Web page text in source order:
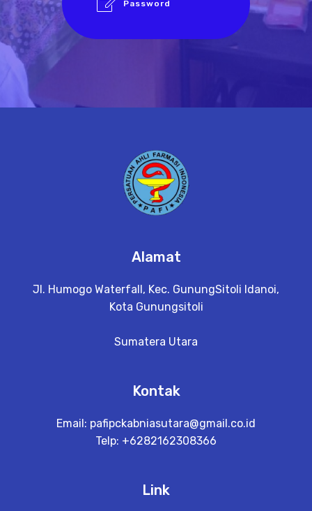
Password
Alamat
Jl. Humogo Waterfall, Kec. GunungSitoli Idanoi,
Kota Gunungsitoli
Sumatera Utara
Kontak
Email: pafipckabniasutara@gmail.co.id
Telp: +6282162308366
Link